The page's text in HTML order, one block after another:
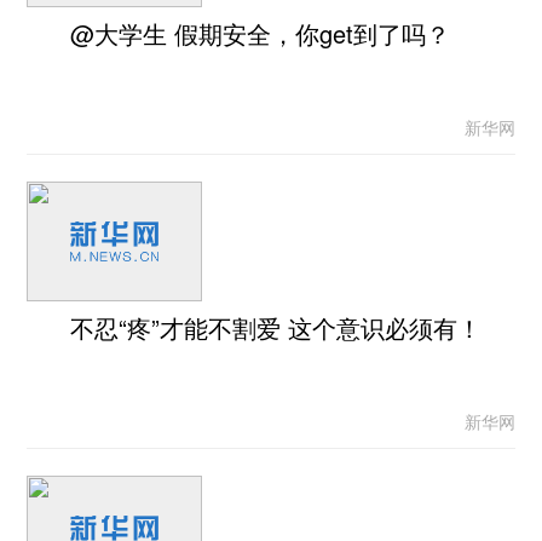
@大学生 假期安全，你get到了吗？
新华网
不忍“疼”才能不割爱 这个意识必须有！
新华网